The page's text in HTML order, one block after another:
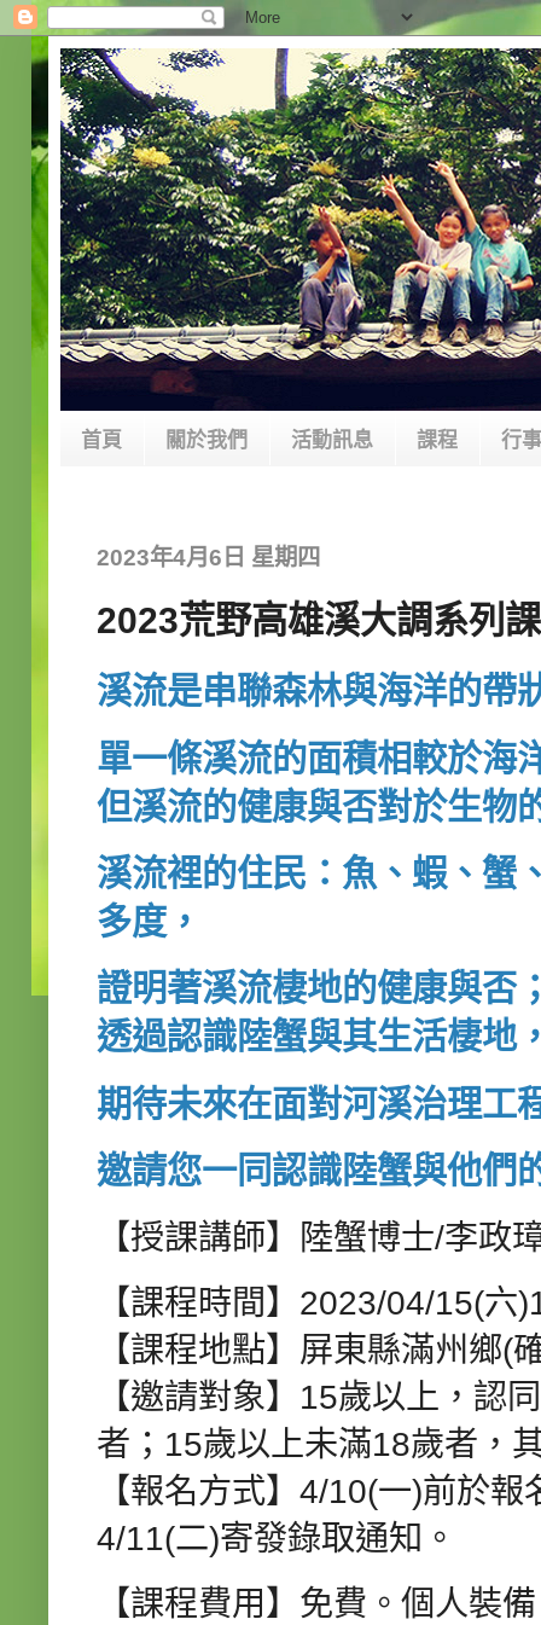
首頁 關於我們 活動訊息 課程 行
2023年4月6日 星期四
2023荒野高雄溪大調系列
溪流是串聯森林與海洋的帶
單一條溪流的面積相較於海
但溪流的健康與否對於生物
溪流裡的住民：魚、蝦、
多度，
證明著溪流棲地的健康與否
透過認識陸蟹與其生活棲地
期待未來在面對河溪治理工
邀請您一同認識陸蟹與他們
【授課講師】陸蟹博士/李政
【課程時間】2023/04/15(六
【課程地點】屏東縣滿州鄉(
【邀請對象】15歲以上，認
者；15歲以上未滿18歲者，
【報名方式】4/10(一)前於
4/11(二)寄發錄取通知。
【課程費用】免費。個人裝